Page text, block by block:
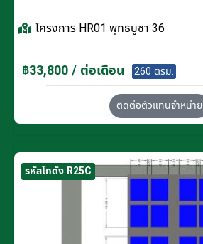
โครงการ HR01 พุทธบูชา 36
฿33,800 / ต่อเดือน 260 ตรม.
ติดต่อตัวแทนจำหน่าย
รหัสโกดัง R25C